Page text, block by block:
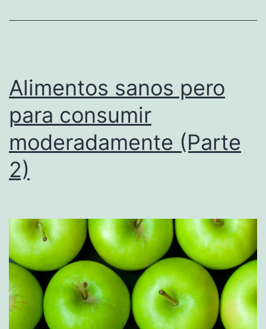
Alimentos sanos pero
para consumir
moderadamente (Parte
2)